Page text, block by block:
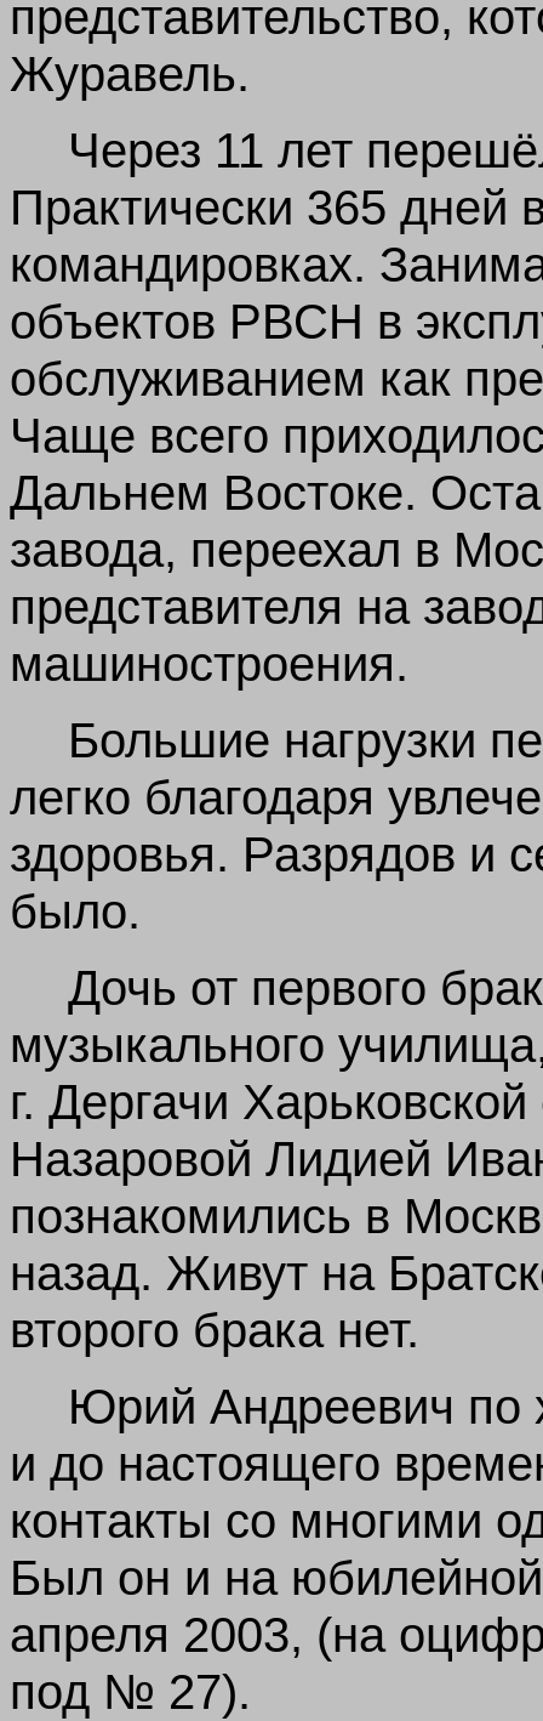
представительство,
Журавель.
Через 11 лет
Практически 365 дней
командировках.
объектов РВСН в
обслуживанием как
Чаще всего
Дальнем Востоке.
завода, переехал в
представителя на
машиностроения.
Большие нагрузки
легко благодаря
здоровья. Разрядов и
было.
Дочь от первого
музыкального
г. Дергачи
Назаровой Лидией
познакомились в
назад. Живут на
второго брака нет.
Юрий Андреевич по
и до настоящего
контакты со многими
Был он и на
апреля 2003, (на
под № 27).